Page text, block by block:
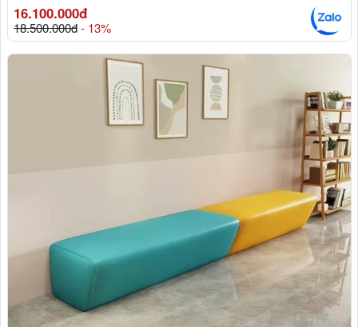
16.100.000đ
18.500.000đ- 13%